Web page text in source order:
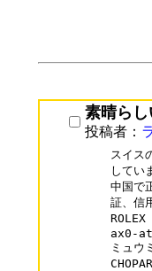
素晴ら
投稿者：
スイス
してい
中国で
証、信
ax0-
ミュ